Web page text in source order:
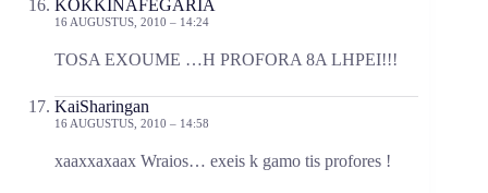
KOKKINAFEGARIA
16 AUGUSTUS, 2010 – 14:24
TOSA EXOUME …H PROFORA 8A LHPEI!!!
KaiSharingan
16 AUGUSTUS, 2010 – 14:58
xaaxxaxaax Wraios… exeis k gamo tis profores !